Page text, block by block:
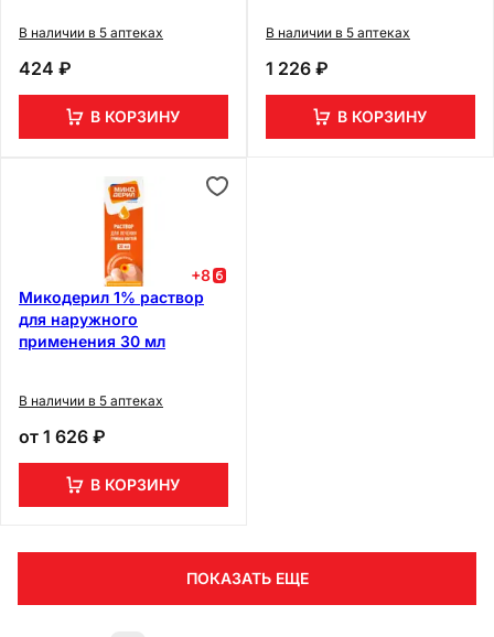
В наличии в 5 аптеках
424 ₽
В КОРЗИНУ
В наличии в 5 аптеках
1 226 ₽
В КОРЗИНУ
+8
Микодерил 1% раствор
для наружного
применения 30 мл
В наличии в 5 аптеках
от 1 626 ₽
В КОРЗИНУ
ПОКАЗАТЬ ЕЩЕ